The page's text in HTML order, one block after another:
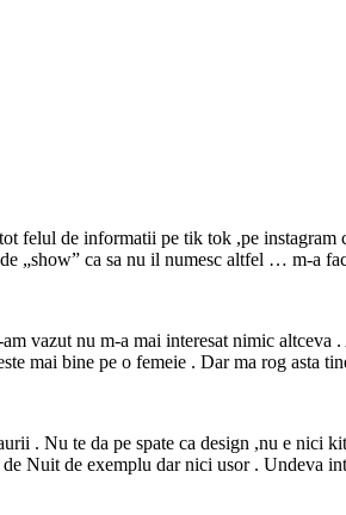
felul de informatii pe tik tok ,pe instagram
„show” ca sa nu il numesc altfel … m-a
vazut nu m-a mai interesat nimic
mai bine pe o femeie . Dar ma rog asta
. Nu te da pe spate ca design ,nu e nici
Nuit de exemplu dar nici usor . Undeva